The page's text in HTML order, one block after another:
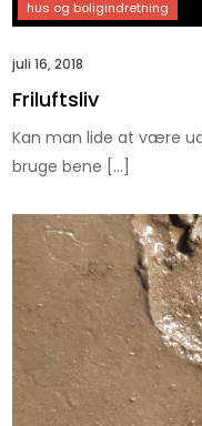
juli 16, 2018
Friluftsliv
Kan man lide at være
bruge bene […]